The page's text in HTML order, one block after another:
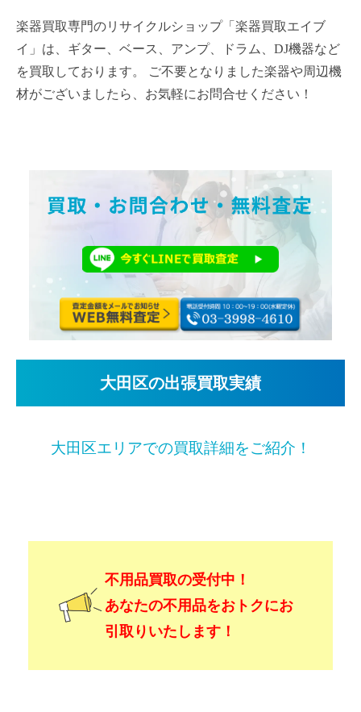
楽器買取専門のリサイクルショップ「楽器買取エイブ
イ」は、ギター、ベース、アンプ、ドラム、DJ機器など
を買取しております。 ご不要となりました楽器や周辺機
材がございましたら、お気軽にお問合せください！
大田区の出張買取実績
大田区エリアでの買取詳細をご紹介！
不用品買取の受付中！
あなたの不用品をおトクにお
引取りいたします！